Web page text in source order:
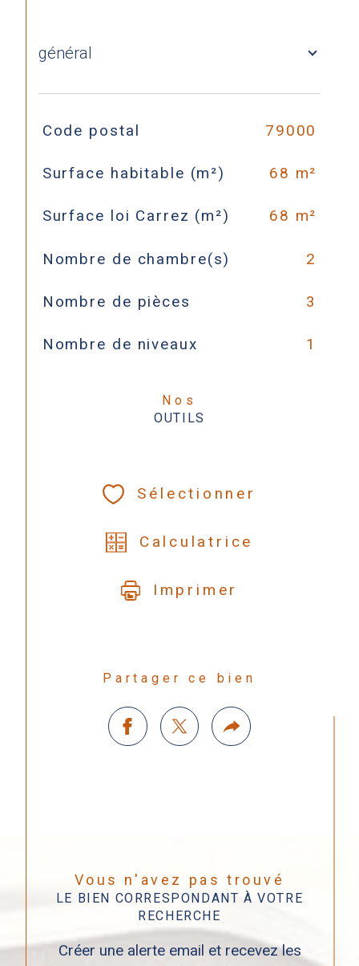
général
TRAD_SIROCCO_Caracteristique Valeurs
Code postal 79000
Surface habitable (m²) 68 m²
Surface loi Carrez (m²) 68 m²
Nombre de chambre(s) 2
Nombre de pièces 3
Nombre de niveaux 1
Nos
OUTILS
Sélectionner
Calculatrice
Imprimer
Partager ce bien
Vous n'avez pas trouvé
LE BIEN CORRESPONDANT À VOTRE
RECHERCHE
Créer une alerte email et recevez les